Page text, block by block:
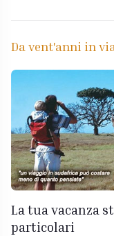
Da vent'anni in
La tua vacanza
particolari